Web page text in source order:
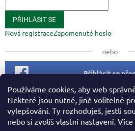
Používáme cookies, aby web
Některé jsou nutné, jiné volitelné
vylepšování. Ty rozhoduješ, jestli
nebo si zvolíš vlastní nastavení.
PŘIHLÁSIT SE
Nová registraceZapomenuté heslo
nebo
Přihlásit se
Facebook